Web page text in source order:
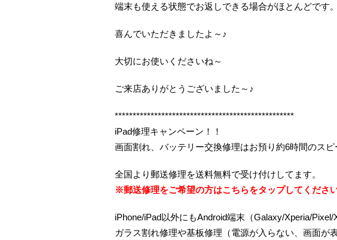
端末も使える状態でお返しできる場合がほとんどです。
喜んでいただきましたよ～♪
大切にお使いくださいね～
ご来店ありがとうございました～♪
**************************************************
iPad修理キャンペーン！！
画面割れ、バッテリー交換修理はお預り約6時間のスピ
全国より郵送修理を送料無料で受け付けしてます。
※郵送修理をご希望の方はこちらをタップしてください
iPhone/iPad以外にもAndroid端末（Galaxy/Xperia/Pixel/
ガラス割れ修理や基板修理（電源が入らない、画面が